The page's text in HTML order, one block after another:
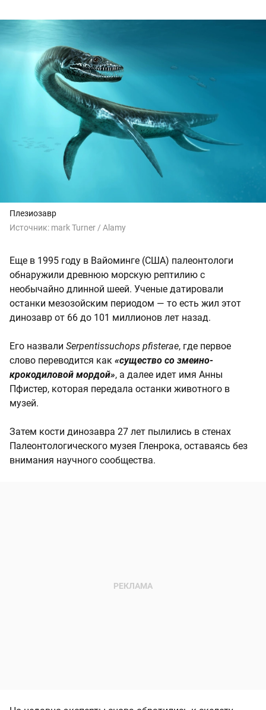
Плезиозавр
Источник: mark Turner / Alamy
Еще в 1995 году в Вайоминге (США) палеонтологи
обнаружили древнюю морскую рептилию с
необычайно длинной шеей. Ученые датировали
останки мезозойским периодом — то есть жил этот
динозавр от 66 до 101 миллионов лет назад.
Его назвали Serpentissuchops pfisterae, где первое
слово переводится как «существо со змеино-
крокодиловой мордой», а далее идет имя Анны
Пфистер, которая передала останки животного в
музей.
Затем кости динозавра 27 лет пылились в стенах
Палеонтологического музея Гленрока, оставаясь без
внимания научного сообщества.